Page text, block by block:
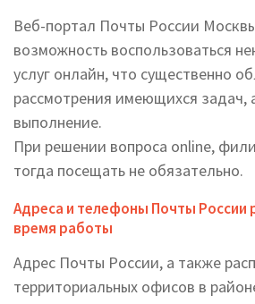
Веб-портал Почты России
возможность воспользоваться
услуг онлайн, что существенно
рассмотрения имеющихся задач,
выполнение.
При решении вопроса online,
тогда посещать не обязательно.
Адреса и телефоны Почты России
время работы
Адрес Почты России, а также
территориальных офисов в